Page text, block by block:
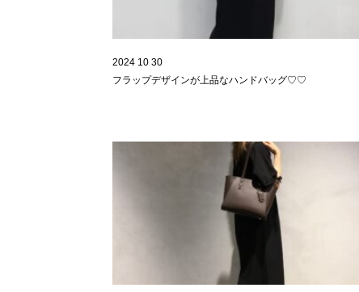
2024 10 30
フラップデザインが上品なハンドバッグ♡♡